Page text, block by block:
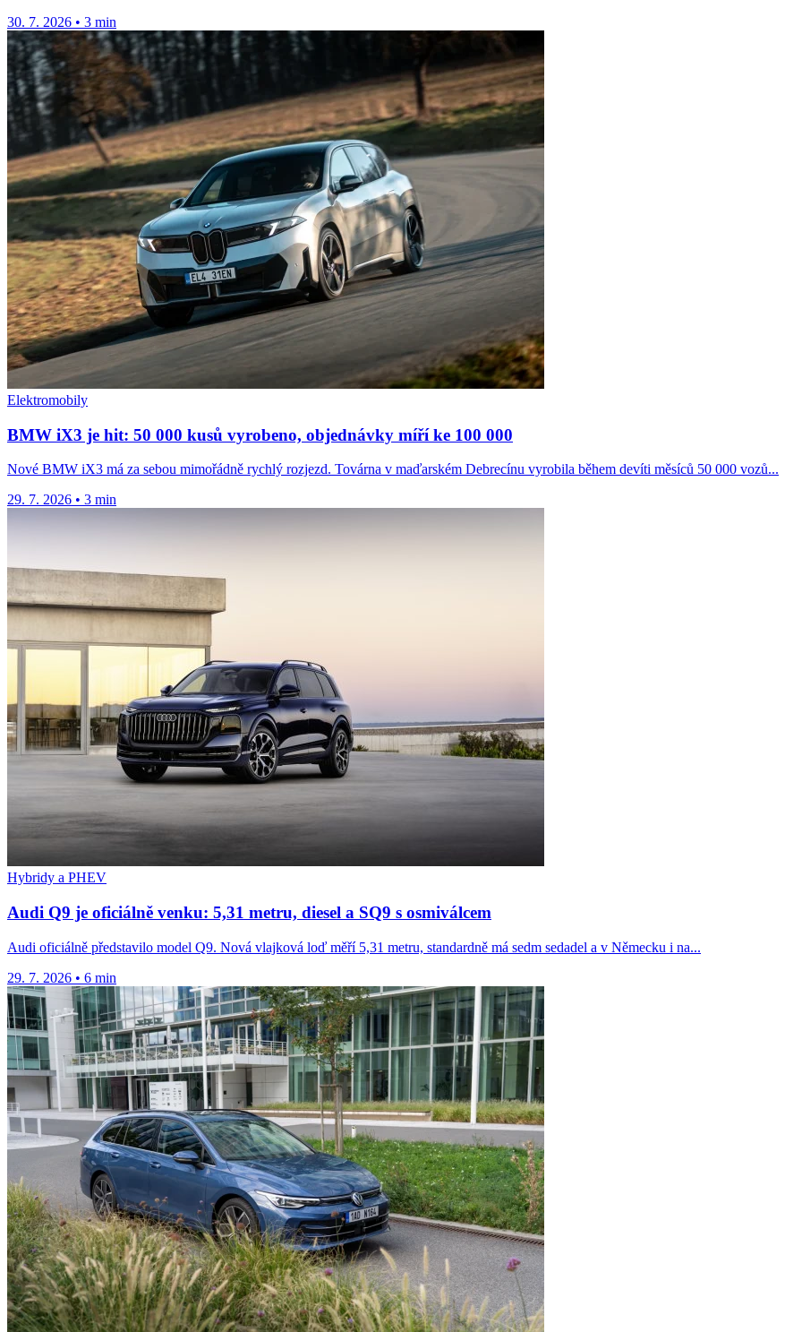
30. 7. 2026 • 3 min
Elektromobily
BMW iX3 je hit: 50 000 kusů vyrobeno, objednávky míří ke 100 000
Nové BMW iX3 má za sebou mimořádně rychlý rozjezd. Továrna v maďarském Debrecínu vyrobila během devíti měsíců 50 000 vozů...
29. 7. 2026 • 3 min
Hybridy a PHEV
Audi Q9 je oficiálně venku: 5,31 metru, diesel a SQ9 s osmiválcem
Audi oficiálně představilo model Q9. Nová vlajková loď měří 5,31 metru, standardně má sedm sedadel a v Německu i na...
29. 7. 2026 • 6 min